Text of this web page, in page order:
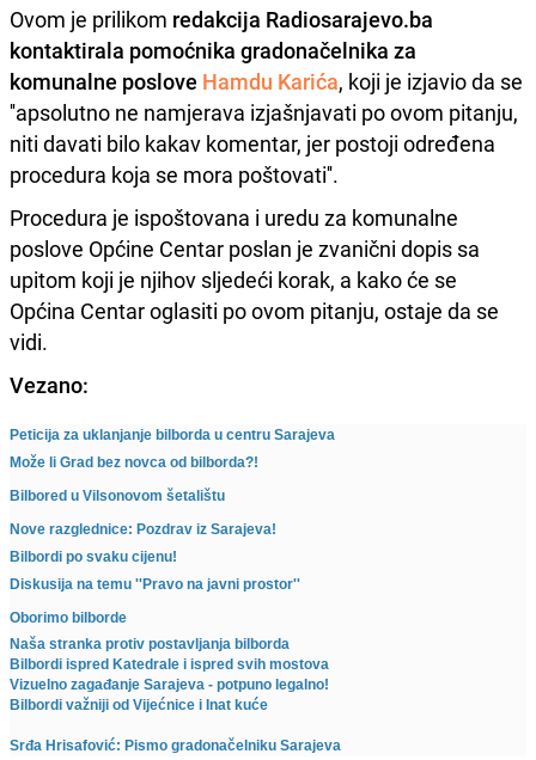
Ovom je prilikom redakcija Radiosarajevo.ba
kontaktirala pomoćnika gradonačelnika za
komunalne poslove Hamdu Karića, koji je izjavio da se
''apsolutno ne namjerava izjašnjavati po ovom pitanju,
niti davati bilo kakav komentar, jer postoji određena
procedura koja se mora poštovati''.
Procedura je ispoštovana i uredu za komunalne
poslove Općine Centar poslan je zvanični dopis sa
upitom koji je njihov sljedeći korak, a kako će se
Općina Centar oglasiti po ovom pitanju, ostaje da se
vidi.
Vezano:
Peticija za uklanjanje bilborda u centru Sarajeva
Može li Grad bez novca od bilborda?!
Bilbored u Vilsonovom šetalištu
Nove razglednice: Pozdrav iz Sarajeva!
Bilbordi po svaku cijenu!
Diskusija na temu ''Pravo na javni prostor''
Oborimo bilborde
Naša stranka protiv postavljanja bilborda
Bilbordi ispred Katedrale i ispred svih mostova
Vizuelno zagađanje Sarajeva - potpuno legalno!
Bilbordi važniji od Vijećnice i Inat kuće
Srđa Hrisafović: Pismo gradonačelniku Sarajeva